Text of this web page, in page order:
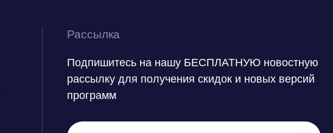
Рассылка
Подпишитесь на нашу БЕСПЛАТНУЮ новостную
рассылку для получения скидок и новых версий
программ